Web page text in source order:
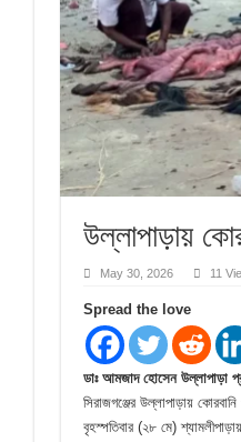
উল্লাপাড়ায়
May 30, 2026 11
Spread the love
ডাঃ আমজাদ হোসেন উল্লাপাড়া
সিরাজগঞ্জের উল্লাপাড়ায়
বৃহস্পতিবার (২৮ মে)